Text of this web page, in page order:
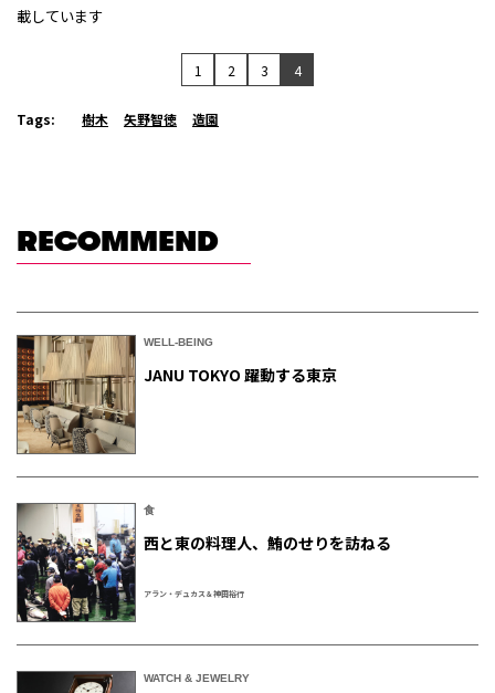
載しています
1 2 3 4
Tags: 樹木 矢野智徳 造園
RECOMMEND
WELL-BEING
JANU TOKYO 躍動する東京
食
西と東の料理人、鮪のせりを訪ねる
アラン・デュカス＆神田裕行
WATCH & JEWELRY